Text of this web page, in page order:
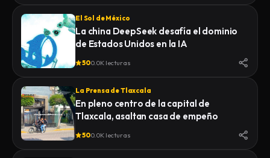
El Sol de México
La china DeepSeek desafía el dominio
de Estados Unidos en la IA
500.0K lecturas
La Prensa de Tlaxcala
En pleno centro de la capital de
Tlaxcala, asaltan casa de empeño
500.0K lecturas